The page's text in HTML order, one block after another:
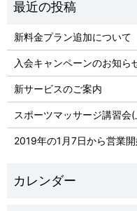
新料金プラン追加について
入会キャンペーンのお知ら
新サービスのご案内
スポーツマッサージ講習会(
2019年の1月7日から営業開